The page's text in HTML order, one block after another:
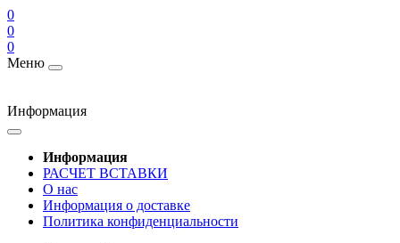
0
0
0
Меню
Информация
Информация
РАСЧЕТ ВСТАВКИ
О нас
Информация о доставке
Политика конфиденциальности